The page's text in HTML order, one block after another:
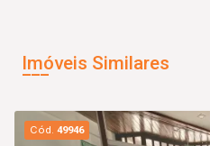
Imóveis Similares
Cód.49946